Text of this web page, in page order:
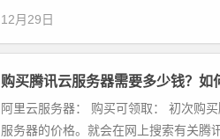
12月29日
购买腾讯云服务器需要多少钱？
阿里云服务器： 购买可领取： 初次购
服务器的价格。就会在网上搜索有关腾